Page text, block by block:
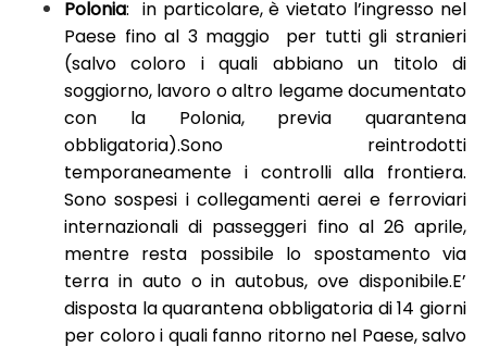
Polonia: in particolare, è vietato l’ingresso nel
Paese fino al 3 maggio per tutti gli stranieri
(salvo coloro i quali abbiano un titolo di
soggiorno, lavoro o altro legame documentato
con la Polonia, previa quarantena
obbligatoria).Sono reintrodotti
temporaneamente i controlli alla frontiera.
Sono sospesi i collegamenti aerei e ferroviari
internazionali di passeggeri fino al 26 aprile,
mentre resta possibile lo spostamento via
terra in auto o in autobus, ove disponibile.E’
disposta la quarantena obbligatoria di 14 giorni
per coloro i quali fanno ritorno nel Paese, salvo